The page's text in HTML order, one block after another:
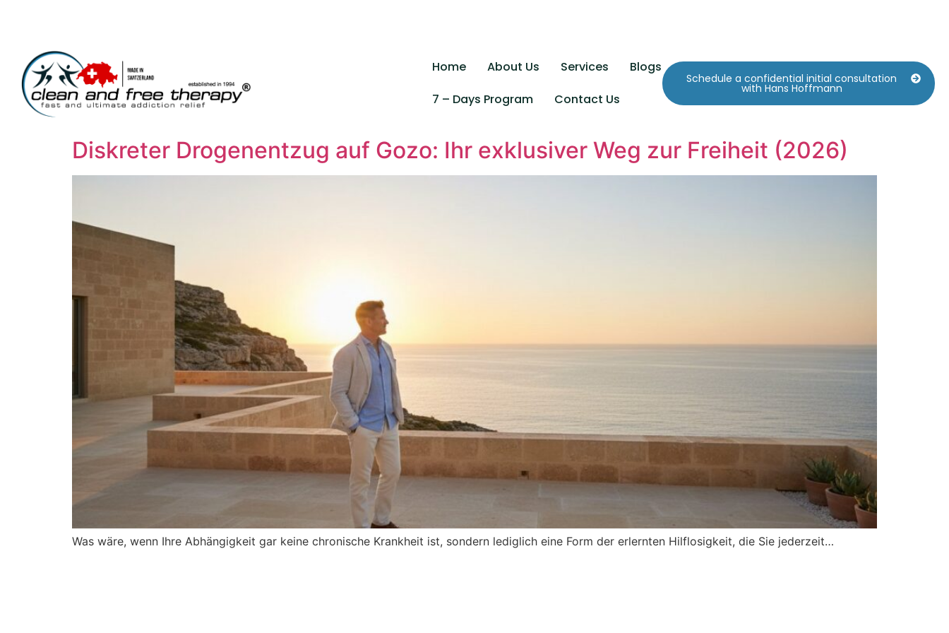
Home About Us Services
Blogs
7 – Days Program
Contact Us
Schedule a confidential initial consultation
with Hans Hoffmann
Diskreter Drogenentzug auf Gozo: Ihr exklusiver Weg zur Freiheit (2026)
Was wäre, wenn Ihre Abhängigkeit gar keine chronische Krankheit ist, sondern lediglich eine Form der erlernten Hilflosigkeit, die Sie jederzeit…